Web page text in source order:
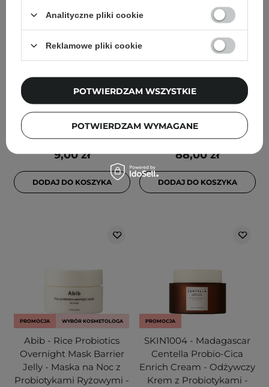
COSRX - Low pH Good
Morning Gel Cleanser -
Łagodny Żel do Mycia
1045
9,00 zł
DODAJ DO KOSZYKA
Peptide + HA Serum -
Peptydowe Serum do
88,00 zł
DODAJ DO KOSZYKA
PROMOCJA WYBÓR KOSMETOLOGA
Abib - Rice Probiotics
Overnight Mask Barrier
Jelly - Maska na Noc z
Probiotykami Ryżowymi -
PROMOCJA
SKIN1004 - Madagascar
Centella Probio-Cica
Enrich Cream - Odżywczy
Krem z Probiotykami -
Analityczne pliki cookie
Reklamowe pliki cookie
POTWIERDZAM WYMAGANE
POTWIERDZAM WSZYSTKIE